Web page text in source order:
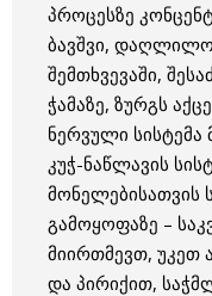
პროცესზე
ბავშვი,
შემთხვევაში,
ჭამაზე, ზურგს
ნერვული
კუჭ-ნაწლავის
მონელებისათვის
გამოყოფაზე –
მიირთმევთ, უკეთ
და პირიქით,